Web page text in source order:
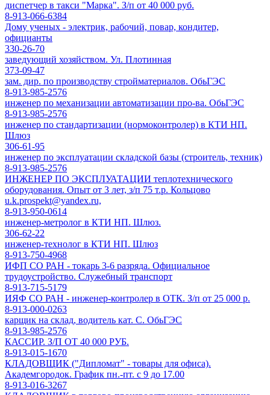
диспетчер в такси "Марка". З/п от 40 000 руб.
8-913-066-6384
Дому ученых - электрик, рабочий, повар, кондитер,
официанты
330-26-70
заведующий хозяйством. Ул. Плотинная
373-09-47
зам. дир. по производству стройматериалов. ОбьГЭС
8-913-985-2576
инженер по механизации автоматизации про-ва. ОбьГЭС
8-913-985-2576
инженер по стандартизации (нормоконтролер) в КТИ НП.
Шлюз
306-61-95
инженер по эксплуатации складской базы (строитель, техник)
8-913-985-2576
ИНЖЕНЕР ПО ЭКСПЛУАТАЦИИ теплотехнического
оборудования. Опыт от 3 лет, з/п 75 т.р. Кольцово
u.k.prospekt@yandex.ru,
8-913-950-0614
инженер-метролог в КТИ НП. Шлюз.
306-62-22
инженер-технолог в КТИ НП. Шлюз
8-913-750-4968
ИФП СО РАН - токарь 3-6 разряда. Официальное
трудоустройство. Служебный транспорт
8-913-715-5179
ИЯФ СО РАН - инженер-контролер в ОТК. З/п от 25 000 р.
8-913-000-0263
карщик на склад, водитель кат. С. ОбьГЭС
8-913-985-2576
КАССИР. З/П ОТ 40 000 РУБ.
8-913-015-1670
КЛАДОВЩИК ("Дипломат" - товары для офиса).
Академгородок. График пн.-пт. с 9 до 17.00
8-913-016-3267